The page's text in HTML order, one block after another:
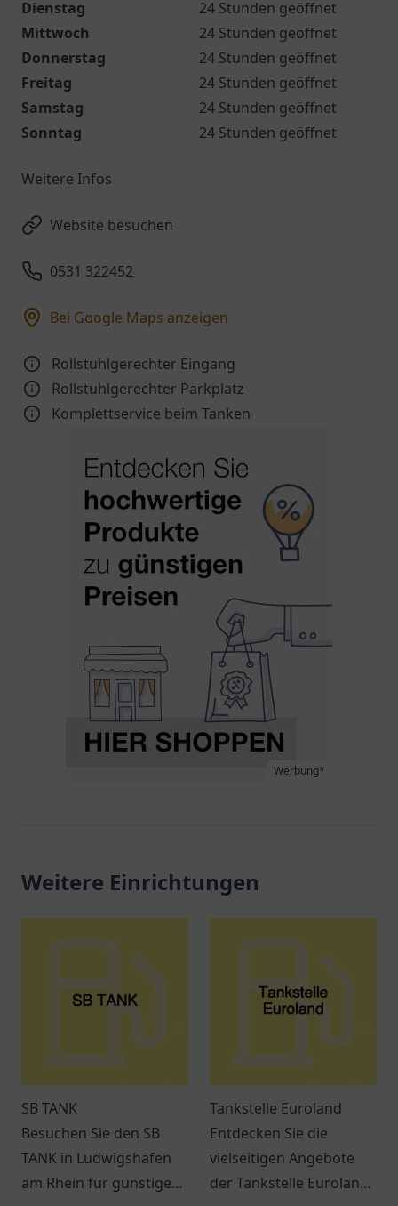
Dienstag
24 Stunden geöffnet
Mittwoch
24 Stunden geöffnet
Donnerstag
24 Stunden geöffnet
Freitag
24 Stunden geöffnet
Samstag
24 Stunden geöffnet
Sonntag
24 Stunden geöffnet
Weitere Infos
Website besuchen
0531 322452
Bei Google Maps anzeigen
Rollstuhlgerechter Eingang
Rollstuhlgerechter Parkplatz
Komplettservice beim Tanken
Werbung*
Weitere Einrichtungen
SB TANK
Besuchen Sie den SB
TANK in Ludwigshafen
am Rhein für günstige
Tankstelle Euroland
Entdecken Sie die
vielseitigen Angebote
der Tankstelle Euroland